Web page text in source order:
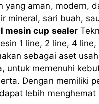
yang aman, modern,
mineral, sari buah,
mesin cup sealer
1 line, 2 line, 4
sebagai aset
untuk memenuhi
Dengan memiliki
lebih